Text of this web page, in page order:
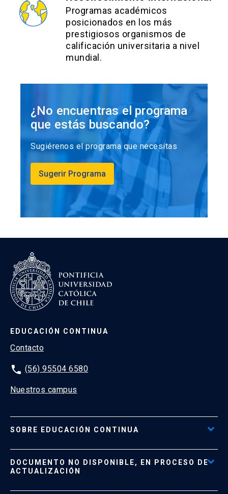
Programas académicos
posicionados en los más
prestigiosos organismos de
calificación universitaria a nivel
mundial.
¿No encuentras el programa
que estás buscando?
Sugiérenos el programa que necesitas
Sugerir Programa
EDUCACIÓN CONTINUA
Contacto
phone (56) 95504 6580
Nuestros campus
SOBRE EDUCACIÓN CONTINUA
Formas de Pago
DOCUMENTO NO DISPONIBLE, EN PROCESO DE
ACTUALIZACIÓN